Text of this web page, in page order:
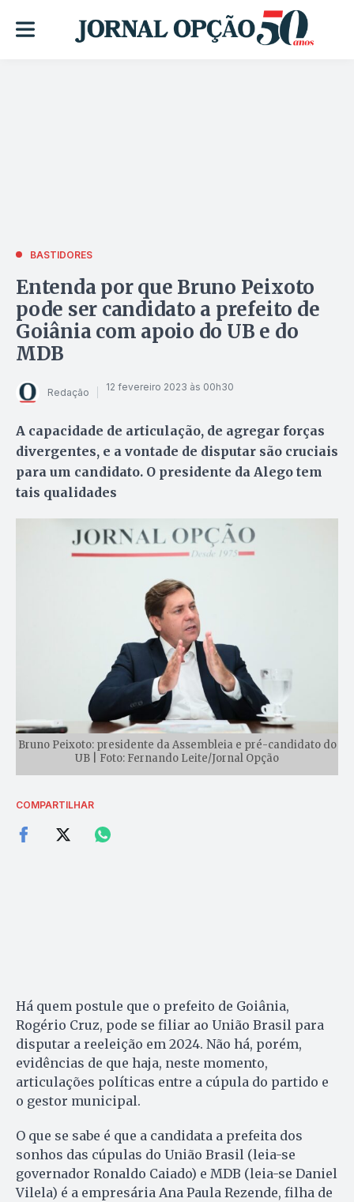
BASTIDORES
Entenda por que Bruno Peixoto
pode ser candidato a prefeito de
Goiânia com apoio do UB e do
MDB
Redação 12 fevereiro 2023 às 00h30
A capacidade de articulação, de agregar forças
divergentes, e a vontade de disputar são cruciais
para um candidato. O presidente da Alego tem
tais qualidades
Bruno Peixoto: presidente da Assembleia e pré-candidato do
UB | Foto: Fernando Leite/Jornal Opção
COMPARTILHAR
Há quem postule que o prefeito de Goiânia,
Rogério Cruz, pode se filiar ao União Brasil para
disputar a reeleição em 2024. Não há, porém,
evidências de que haja, neste momento,
articulações políticas entre a cúpula do partido e
o gestor municipal.
O que se sabe é que a candidata a prefeita dos
sonhos das cúpulas do União Brasil (leia-se
governador Ronaldo Caiado) e MDB (leia-se Daniel
Vilela) é a empresária Ana Paula Rezende, filha de